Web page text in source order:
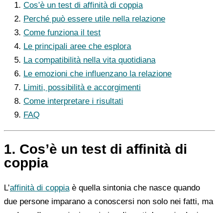
Cos’è un test di affinità di coppia
Perché può essere utile nella relazione
Come funziona il test
Le principali aree che esplora
La compatibilità nella vita quotidiana
Le emozioni che influenzano la relazione
Limiti, possibilità e accorgimenti
Come interpretare i risultati
FAQ
1. Cos’è un test di affinità di
coppia
L’affinità di coppiaè quella sintonia che nasce quando
due persone imparano a conoscersi non solo nei fatti, ma